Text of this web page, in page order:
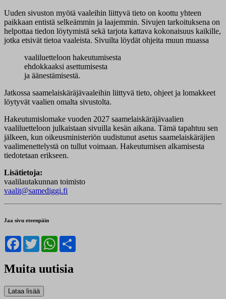
Uuden sivuston myötä vaaleihin liittyvä tieto on koottu yhteen
paikkaan entistä selkeämmin ja laajemmin. Sivujen tarkoituksena on
helpottaa tiedon löytymistä sekä tarjota kattava kokonaisuus kaikille,
jotka etsivät tietoa vaaleista. Sivuilta löydät ohjeita muun muassa
vaaliluetteloon hakeutumisesta
ehdokkaaksi asettumisesta
ja äänestämisestä.
Jatkossa saamelaiskäräjävaaleihin liittyvä tieto, ohjeet ja lomakkeet
löytyvät vaalien omalta sivustolta.
Hakeutumislomake vuoden 2027 saamelaiskäräjävaalien
vaaliluetteloon julkaistaan sivuilla kesän aikana. Tämä tapahtuu sen
jälkeen, kun oikeusministeriön uudistunut asetus saamelaiskäräjien
vaalimenettelystä on tullut voimaan. Hakeutumisen alkamisesta
tiedotetaan erikseen.
Lisätietoja:
vaalilautakunnan toimisto
vaalit@samediggi.fi
Jaa sivu eteenpäin
Facebook
TwitterWhatsApp
Muita uutisia